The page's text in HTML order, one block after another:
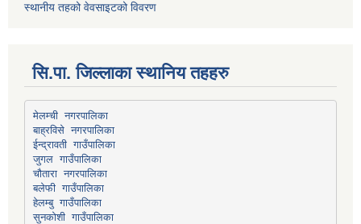
स्थानीय तहको वेवसाइटको विवरण
सि.पा. जिल्लाका स्थानिय तहहरु
मेलम्ची नगरपालिका
बाह्रविसे नगरपालिका
ईन्द्रावती गाउँपालिका
जुगल गाउँपालिका
चौतारा नगरपालिका
बलेफी गाउँपालिका
हेलम्बु गाउँपालिका
सुनकोशी गाउँपालिका